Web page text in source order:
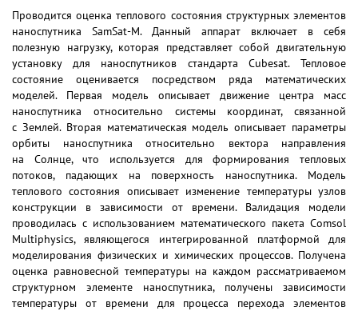
Проводится оценка теплового состояния структурных элементов
наноспутника SamSat-M. Данный аппарат включает в себя
полезную нагрузку, которая представляет собой двигательную
установку для наноспутников стандарта Cubesat. Тепловое
состояние оценивается посредством ряда математических
моделей. Первая модель описывает движение центра масс
наноспутника относительно системы координат, связанной
с Землей. Вторая математическая модель описывает параметры
орбиты наноспутника относительно вектора направления
на Солнце, что используется для формирования тепловых
потоков, падающих на поверхность наноспутника. Модель
теплового состояния описывает изменение температуры узлов
конструкции в зависимости от времени. Валидация модели
проводилась с использованием математического пакета Comsol
Multiphysics, являющегося интегрированной платформой для
моделирования физических и химических процессов. Получена
оценка равновесной температуры на каждом рассматриваемом
структурном элементе наноспутника, получены зависимости
температуры от времени для процесса перехода элементов